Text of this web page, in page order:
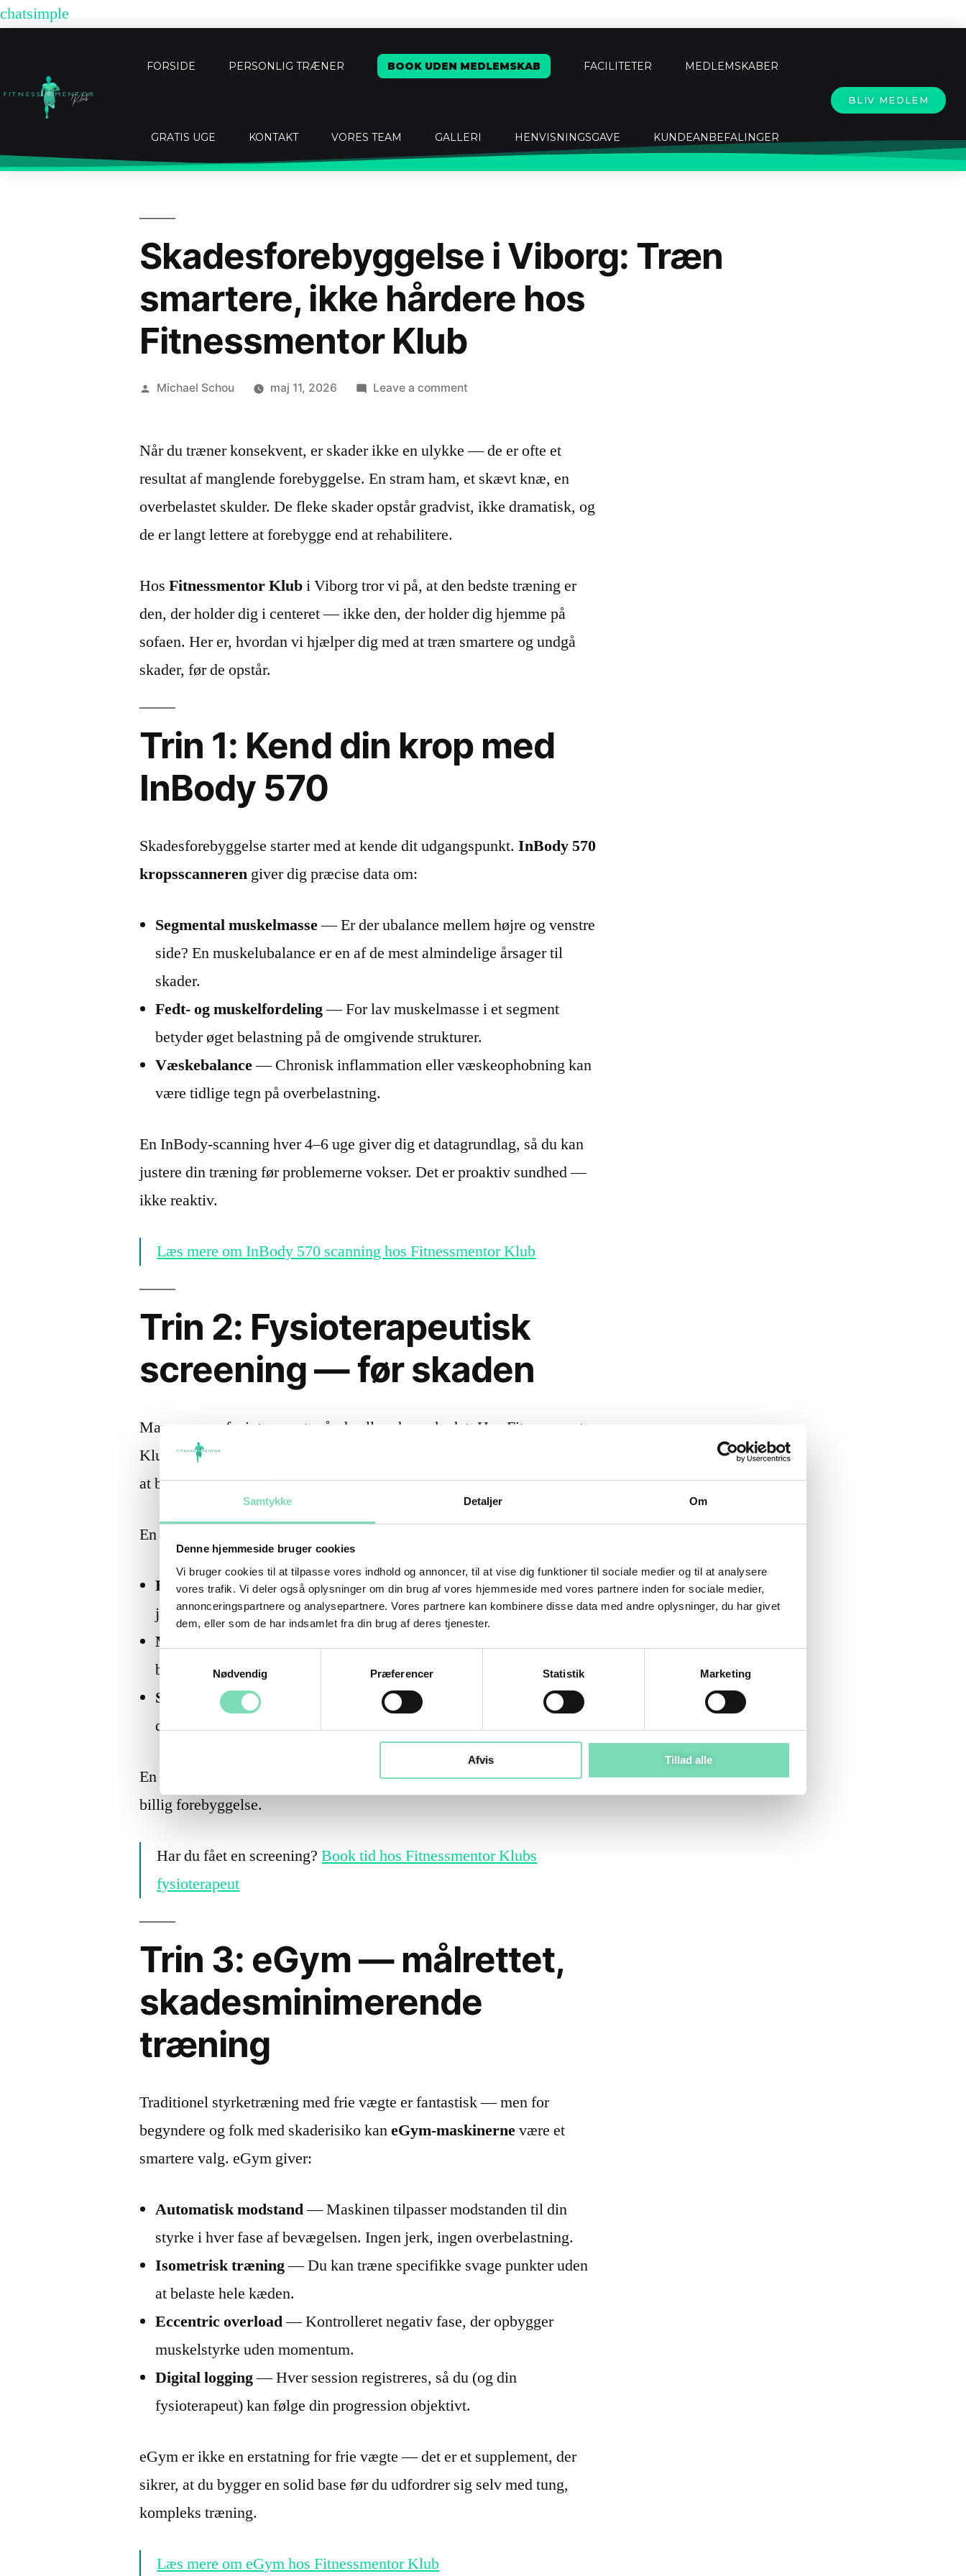
Samtykke Detaljer Om
Denne hjemmeside bruger cookies
Vi bruger cookies til at tilpasse vores indhold og annoncer, til at vise dig funktioner til sociale medier og til at analysere
vores trafik. Vi deler også oplysninger om din brug af vores hjemmeside med vores partnere inden for sociale medier,
annonceringspartnere og analysepartnere. Vores partnere kan kombinere disse data med andre oplysninger, du har givet
dem, eller som de har indsamlet fra din brug af deres tjenester.
Nødvendig
Præferencer Statistik Marketing
Afvis Tillad alle
chatsimple
FORSIDE PERSONLIG TRÆNER BOOK UDEN MEDLEMSKAB FACILITETER MEDLEMSKABER
GRATIS UGE KONTAKT VORES TEAM GALLERI HENVISNINGSGAVE KUNDEANBEFALINGER
BLIV MEDLEM
Skadesforebyggelse i Viborg: Træn
smartere, ikke hårdere hos
Fitnessmentor Klub
Michael Schou maj 11, 2026 Leave a comment
Når du træner konsekvent, er skader ikke en ulykke — de er ofte et
resultat af manglende forebyggelse. En stram ham, et skævt knæ, en
overbelastet skulder. De fleke skader opstår gradvist, ikke dramatisk, og
de er langt lettere at forebygge end at rehabilitere.
HosFitnessmentor Klubi Viborg tror vi på, at den bedste træning er
den, der holder dig i centeret — ikke den, der holder dig hjemme på
sofaen. Her er, hvordan vi hjælper dig med at træn smartere og undgå
skader, før de opstår.
Trin 1: Kend din krop med
InBody 570
Skadesforebyggelse starter med at kende dit udgangspunkt.InBody 570
kropsscanneren giver dig præcise data om:
Segmental muskelmasse— Er der ubalance mellem højre og venstre
side? En muskelubalance er en af de mest almindelige årsager til
skader.
Fedt- og muskelfordeling— For lav muskelmasse i et segment
betyder øget belastning på de omgivende strukturer.
Væskebalance— Chronisk inflammation eller væskeophobning kan
være tidlige tegn på overbelastning.
En InBody-scanning hver 4–6 uge giver dig et datagrundlag, så du kan
justere din træning før problemerne vokser. Det er proaktiv sundhed —
ikke reaktiv.
Læs mere om InBody 570 scanning hos Fitnessmentor Klub
Trin 2: Fysioterapeutisk
screening — før skaden
Mange søger fysioterapeut, når de allerede er skadet. Hos Fitnessmentor
Klub har viin-house fysioterapeut
at bruge ham proaktivt.
En preventiv screening kan identificere:
Bevægelighedsrestriktioner— Stramme muskler og begrænsede
joints, der kan føre til kompensations-skader.
Motoriske ubalancer
belaster forkert over tid.
Skaderisikoprofil
— Hvilke områder er mest vulnerable baseret på
din træningsform og livsstil?
En halv times screening kan spare dig for måneder i rehabilitering. Det er
billig forebyggelse.
Har du fået en screening?Book tid hos Fitnessmentor Klubs
fysioterapeut
Trin 3: eGym — målrettet,
skadesminimerende
træning
Traditionel styrketræning med frie vægte er fantastisk — men for
begyndere og folk med skaderisiko kaneGym-maskinernevære et
smartere valg. eGym giver:
Automatisk modstand— Maskinen tilpasser modstanden til din
styrke i hver fase af bevægelsen. Ingen jerk, ingen overbelastning.
Isometrisk træning— Du kan træne specifikke svage punkter uden
at belaste hele kæden.
Eccentric overload— Kontrolleret negativ fase, der opbygger
muskelstyrke uden momentum.
Digital logging— Hver session registreres, så du (og din
fysioterapeut) kan følge din progression objektivt.
eGym er ikke en erstatning for frie vægte — det er et supplement, der
sikrer, at du bygger en solid base før du udfordrer sig selv med tung,
kompleks træning.
Læs mere om eGym hos Fitnessmentor Klub